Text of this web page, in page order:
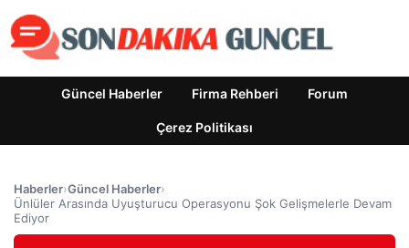
Güncel Haberler Firma Rehberi Forum
Çerez Politikası
Haberler›Güncel Haberler›
Ünlüler Arasında Uyuşturucu Operasyonu Şok Gelişmelerle Devam
Ediyor